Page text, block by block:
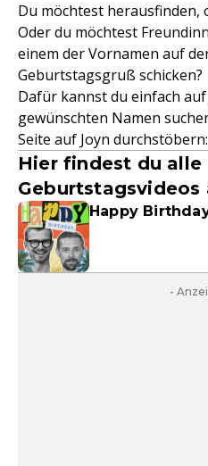
Du möchtest herausfinden,
Oder du möchtest
einem der Vornamen auf
Geburtstagsgruß schicken?
Dafür kannst du einfach auf
gewünschten Namen
Seite auf Joyn durchstöbern:
Hier findest du alle
Geburtstagsvideos
Happy
-